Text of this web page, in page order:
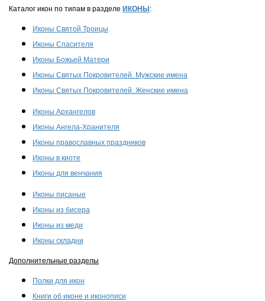
Каталог икон по типам в разделе ИКОНЫ :
Иконы Святой Троицы
Иконы Спасителя
Иконы Божьей Матери
Иконы Святых Покровителей. Мужские имена
Иконы Святых Покровителей. Женские имена
Иконы Архангелов
Иконы Ангела-Хранителя
Иконы православных праздников
Иконы в киоте
Иконы для венчания
Иконы писаные
Иконы из бисера
Иконы из меди
Иконы складни
Дополнительные разделы
Полки для икон
Книги об иконе и иконописи